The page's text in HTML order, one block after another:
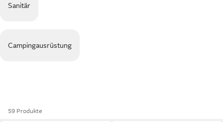
Sanitär
Campingausrüstung
59 Produkte